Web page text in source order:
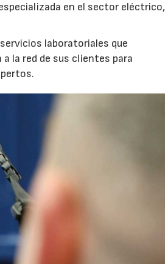
en el sector eléctrico,
laboratoriales que
la red de sus clientes para